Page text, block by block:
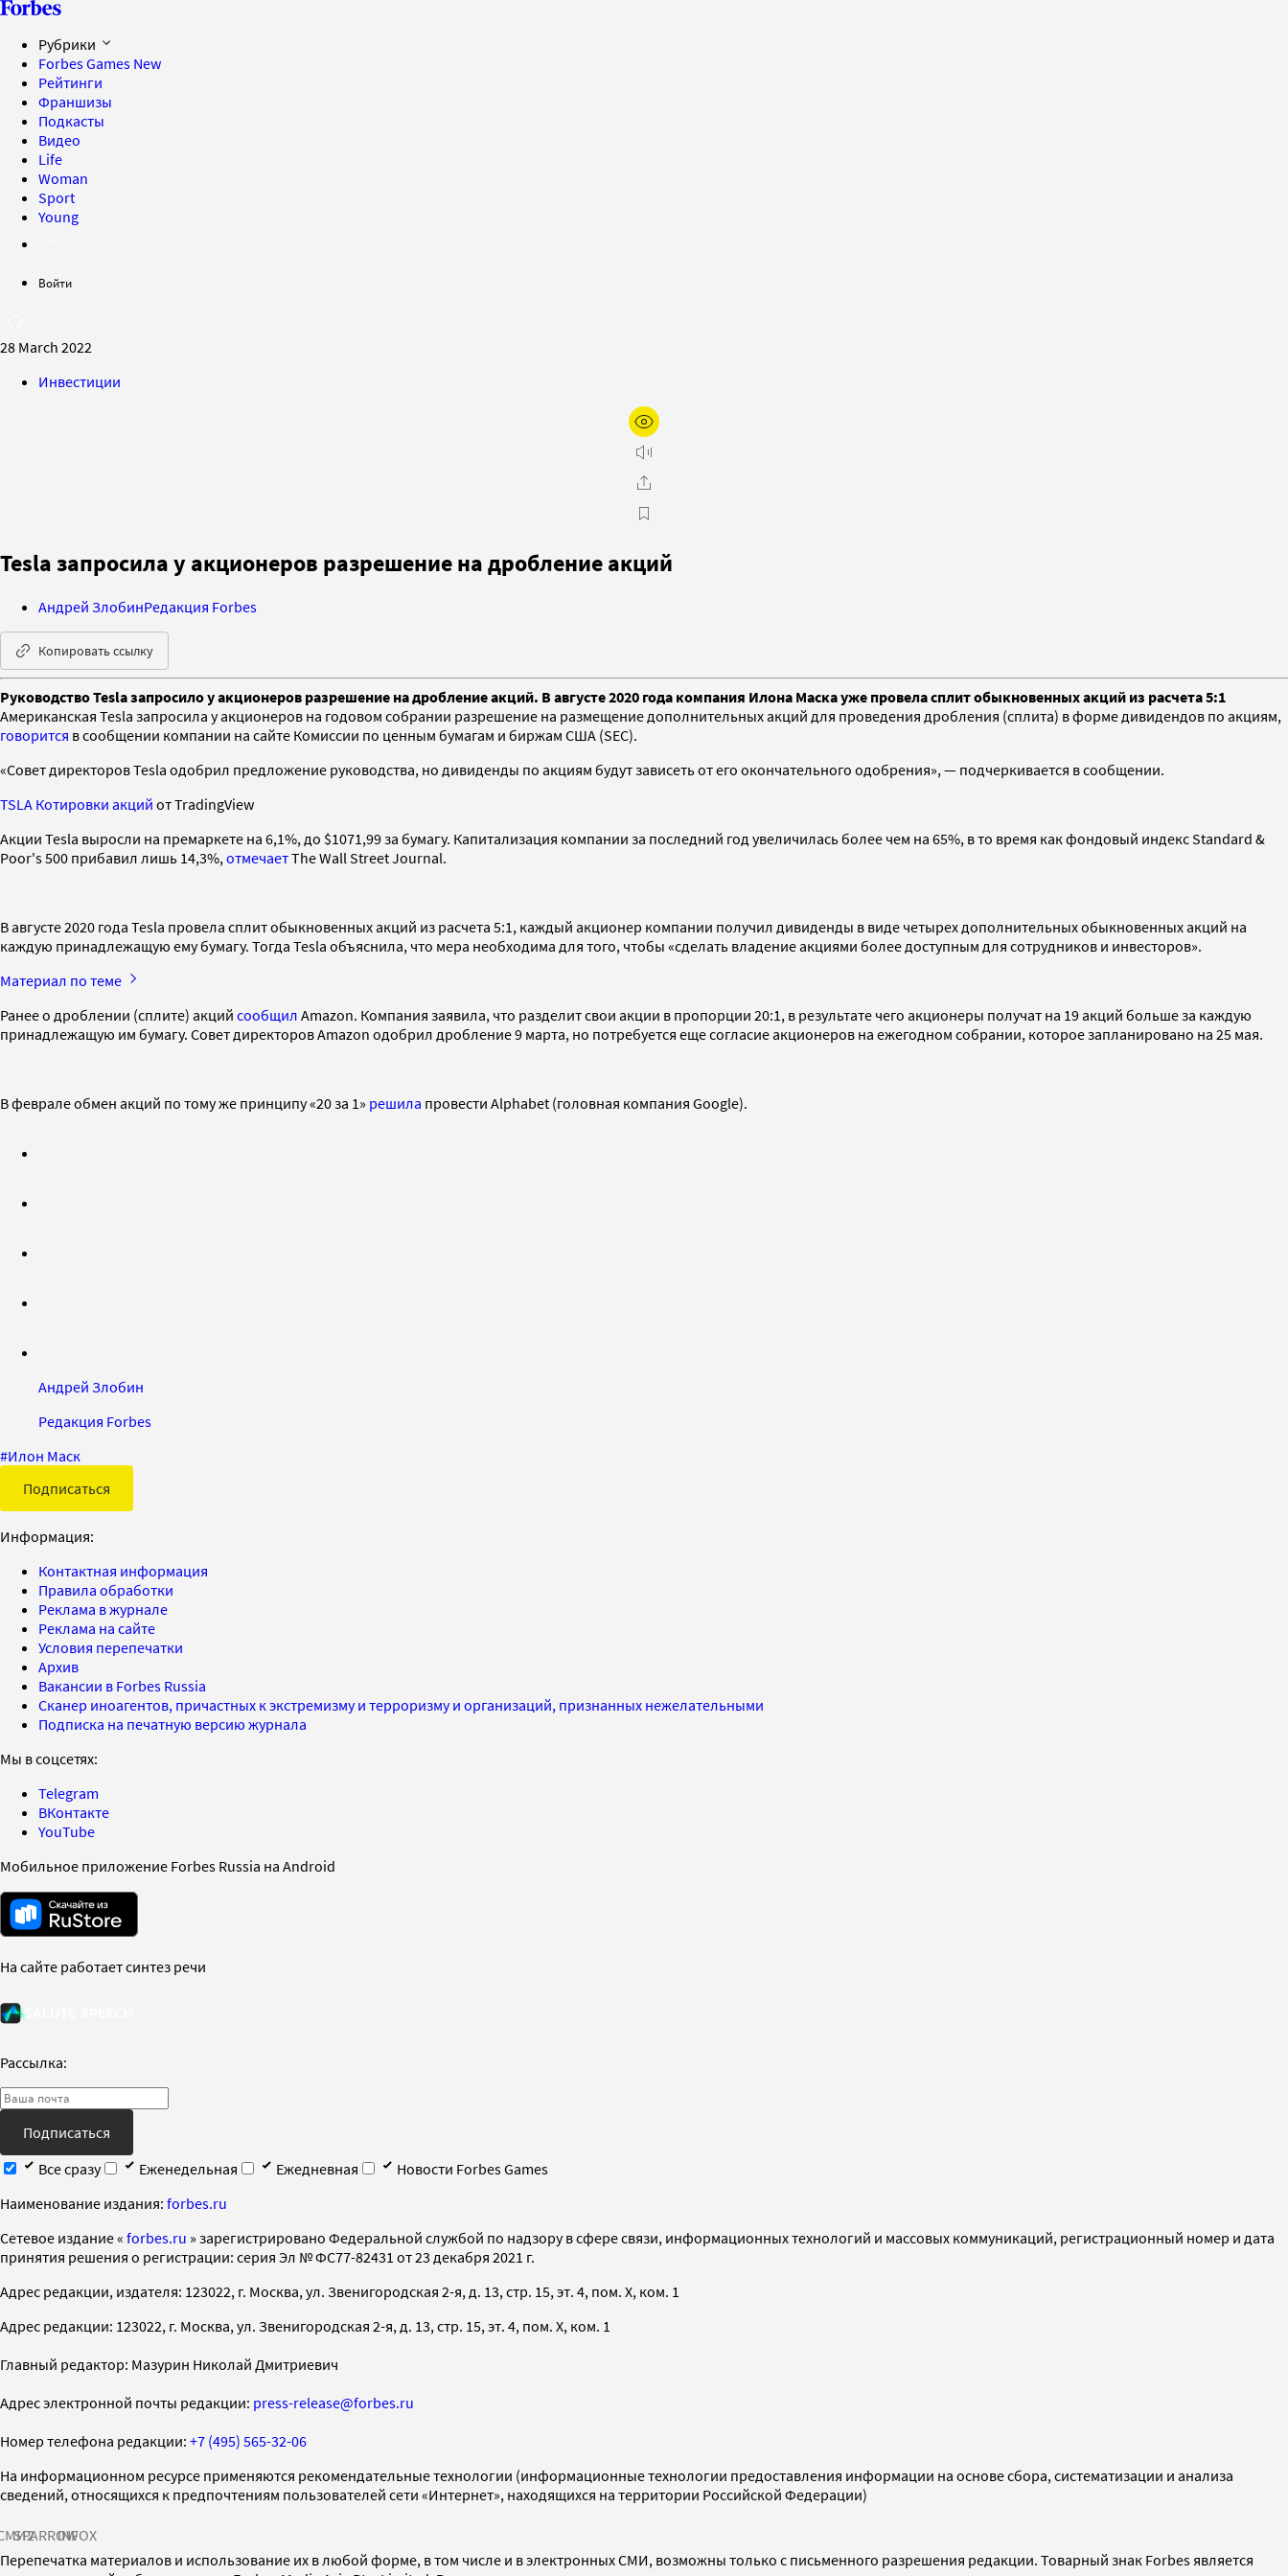
Рубрики
Forbes Games New
Рейтинги
Франшизы
Подкасты
Видео
Life
Woman
Sport
Young
Войти
28 March 2022
Инвестиции
Tesla запросила у акционеров разрешение на дробление акций
Андрей ЗлобинРедакция Forbes
Копировать ссылку
Руководство Tesla запросило у акционеров разрешение на дробление акций. В августе 2020 года компания Илона Маска уже провела сплит обыкновенных акций из расчета 5:1
Американская Tesla запросила у акционеров на годовом собрании разрешение на размещение дополнительных акций для проведения дробления (сплита) в форме дивидендов по акциям,
говорится в сообщении компании на сайте Комиссии по ценным бумагам и биржам США (SEC).
«Совет директоров Tesla одобрил предложение руководства, но дивиденды по акциям будут зависеть от его окончательного одобрения», — подчеркивается в сообщении.
TSLA Котировки акций от TradingView
Акции Tesla выросли на премаркете на 6,1%, до $1071,99 за бумагу. Капитализация компании за последний год увеличилась более чем на 65%, в то время как фондовый индекс Standard &
Poor's 500 прибавил лишь 14,3%, отмечаетThe Wall Street Journal.
В августе 2020 года Tesla провела сплит обыкновенных акций из расчета 5:1, каждый акционер компании получил дивиденды в виде четырех дополнительных обыкновенных акций на
каждую принадлежащую ему бумагу. Тогда Tesla объяснила, что мера необходима для того, чтобы «сделать владение акциями более доступным для сотрудников и инвесторов».
Материал по теме
Ранее о дроблении (сплите) акций сообщил Amazon. Компания заявила, что разделит свои акции в пропорции 20:1, в результате чего акционеры получат на 19 акций больше за каждую
принадлежащую им бумагу. Совет директоров Amazon одобрил дробление 9 марта, но потребуется еще согласие акционеров на ежегодном собрании, которое запланировано на 25 мая.
В феврале обмен акций по тому же принципу «20 за 1» решила провести Alphabet (головная компания Google).
Андрей Злобин
Редакция Forbes
#Илон Маск
Подписаться
Информация:
Контактная информация
Правила обработки
Реклама в журнале
Реклама на сайте
Условия перепечатки
Архив
Вакансии в Forbes Russia
Сканер иноагентов, причастных к экстремизму и терроризму и организаций, признанных нежелательными
Подписка на печатную версию журнала
Мы в соцсетях:
Telegram
ВКонтакте
YouTube
Мобильное приложение Forbes Russia на Android
На сайте работает синтез речи
Рассылка:
Подписаться
Все сразу
Еженедельная Ежедневная
Новости Forbes Games
Наименование издания: forbes.ru
Cетевое издание « forbes.ru » зарегистрировано Федеральной службой по надзору в сфере связи, информационных технологий и массовых коммуникаций, регистрационный номер и дата
принятия решения о регистрации: серия Эл № ФС77-82431 от 23 декабря 2021 г.
Адрес редакции, издателя: 123022, г. Москва, ул. Звенигородская 2-я, д. 13, стр. 15, эт. 4, пом. X, ком. 1
Адрес редакции: 123022, г. Москва, ул. Звенигородская 2-я, д. 13, стр. 15, эт. 4, пом. X, ком. 1
Главный редактор: Мазурин Николай Дмитриевич
Адрес электронной почты редакции: press-release@forbes.ru
Номер телефона редакции: +7 (495) 565-32-06
На информационном ресурсе применяются рекомендательные технологии (информационные технологии предоставления информации на основе сбора, систематизации и анализа
сведений, относящихся к предпочтениям пользователей сети «Интернет», находящихся на территории Российской Федерации)
SPARROWINFOX
Перепечатка материалов и использование их в любой форме, в том числе и в электронных СМИ, возможны только с письменного разрешения редакции. Товарный знак Forbes является